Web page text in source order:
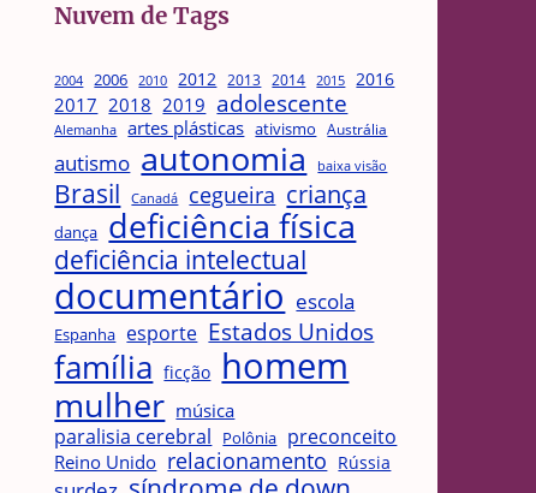
Nuvem de Tags
2004 2006 2010 2012 2013 2014 2015 2016
2017 2018 2019 adolescente
Alemanha artes plásticas ativismo Austrália
autismo autonomia baixa visão
Brasil Canadá cegueira criança
dança deficiência física
deficiência intelectual
documentário escola
Espanha esporte Estados Unidos
família ficção homem
mulher música
paralisia cerebral Polônia preconceito
Reino Unido relacionamento Rússia